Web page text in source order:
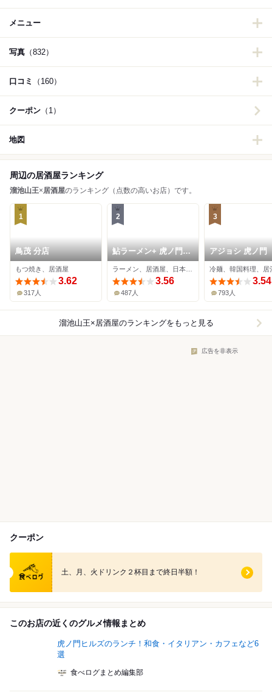
メニュー
写真 （832）
口コミ （160）
クーポン （1）
地図
周辺の居酒屋ランキング
溜池山王×居酒屋のランキング（点数の高いお店）です。
1
鳥茂 分店
もつ焼き、居酒屋
3.62
317人
2
鮎ラーメン+ 虎ノ門横
丁店
3.56
487人
3
アジョシ 虎ノ門
冷麺、韓国料理、居
3.54
793人
溜池山王×居酒屋のランキングをもっと見る
広告を非表示
クーポン
食べログ クーポン
土、月、火ドリンク２杯目まで終日半額！
このお店の近くのグルメ情報まとめ
虎ノ門ヒルズのランチ！和食・イタリアン・カフェなど6
選
食べログまとめ編集部